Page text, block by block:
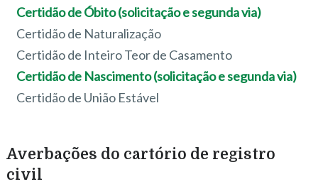
Certidão de Óbito (solicitação e segunda via)
Certidão de Naturalização
Certidão de Inteiro Teor de Casamento
Certidão de Nascimento (solicitação e segunda via)
Certidão de União Estável
Averbações do cartório de registro
civil